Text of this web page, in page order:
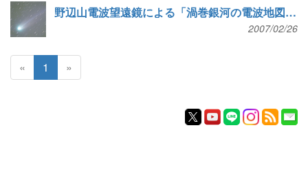
野辺山電波望遠鏡による「渦巻銀河の電波地図帳」
2007/02/26
« 1 »